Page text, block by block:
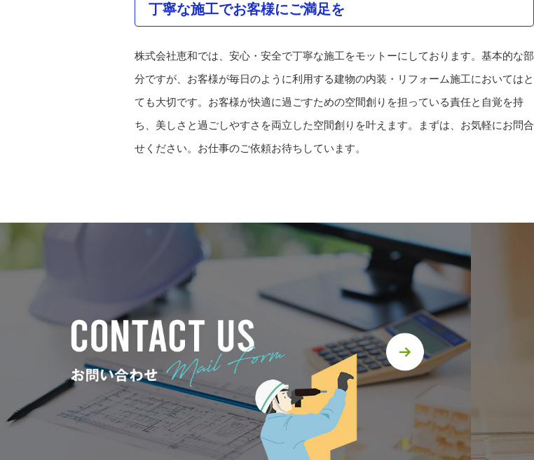
丁寧な施工でお客様にご満足を
株式会社恵和では、安心・安全で丁寧な施工をモットーにしております。基本的な部
分ですが、お客様が毎日のように利用する建物の内装・リフォーム施工においてはと
ても大切です。お客様が快適に過ごすための空間創りを担っている責任と自覚を持
ち、美しさと過ごしやすさを両立した空間創りを叶えます。まずは、お気軽にお問合
せください。お仕事のご依頼お待ちしています。